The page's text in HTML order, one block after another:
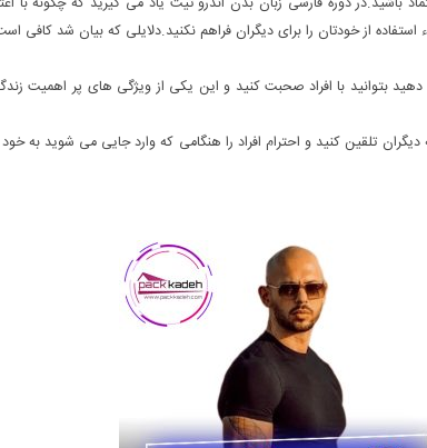
از خودتان را برای دیگران فراهم نکنید.دلایلی که بیان شد کافی
بتوانید با افراد صحبت کنید و این یکی از ویژگی های پر اهمیت
دیگران تلقین کنید و احترام افراد را هنگامی که وارد جایی می شوید